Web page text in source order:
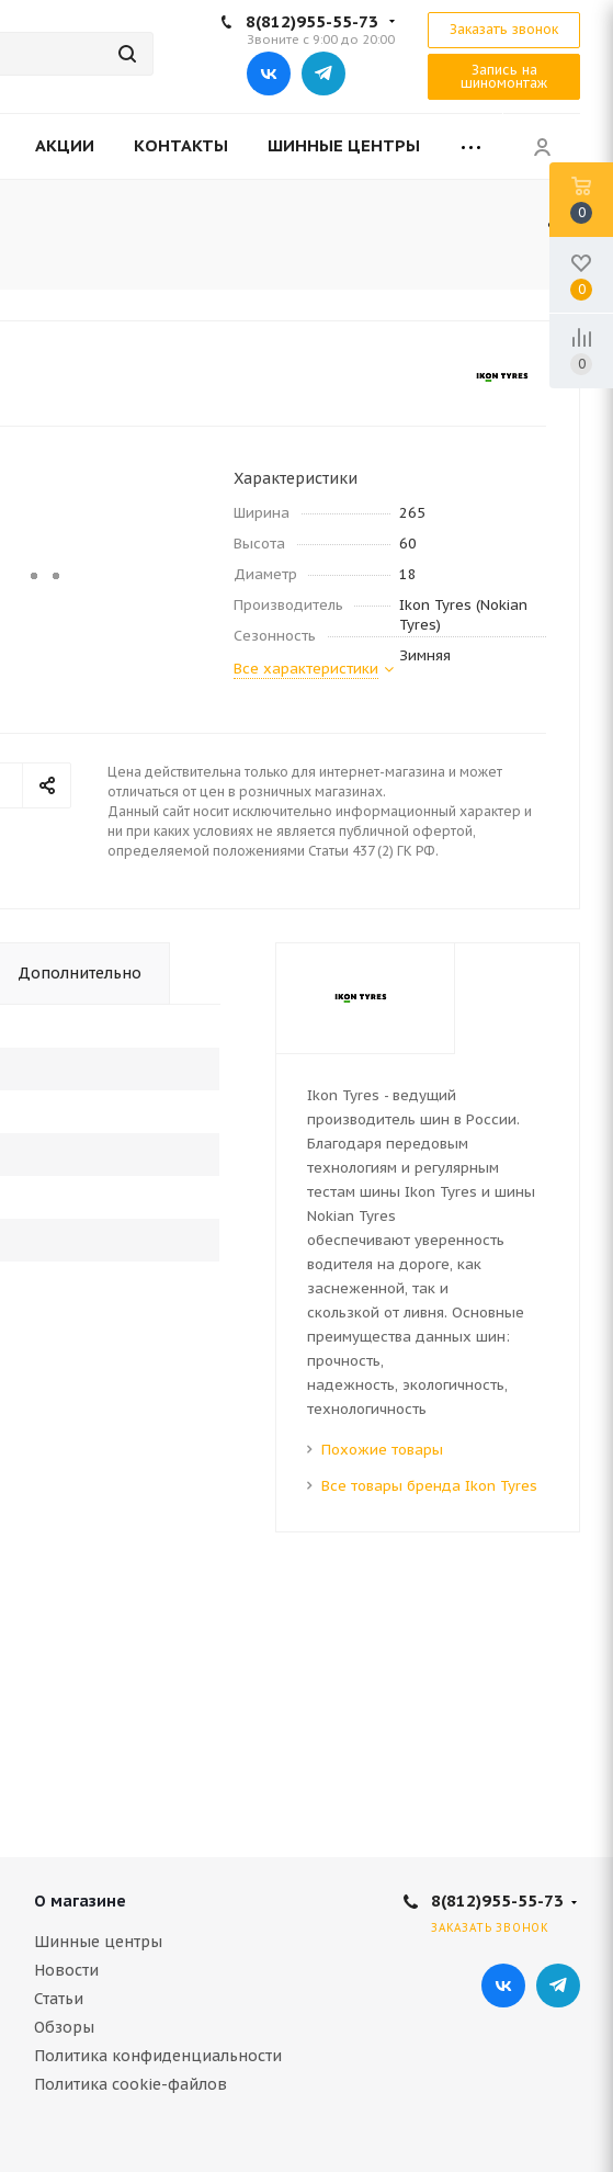
8(812)955-55-73
Звоните с 9:00 до 20:00
Заказать звонок
Запись на
шиномонтаж
АКЦИИ КОНТАКТЫ ШИННЫЕ ЦЕНТРЫ
Характеристики
Ширина
265
Высота
60
Диаметр
18
Производитель
Ikon Tyres (Nokian
Tyres)
Сезонность
Зимняя
Все характеристики
Цена действительна только для интернет-магазина и может
отличаться от цен в розничных магазинах.
Данный сайт носит исключительно информационный характер и
ни при каких условиях не является публичной офертой,
определяемой положениями Статьи 437 (2) ГК РФ.
Дополнительно
Ikon Tyres - ведущий
производитель шин в России.
Благодаря передовым
технологиям и регулярным
тестам шины Ikon Tyres и шины
Nokian Tyres
обеспечивают уверенность
водителя на дороге, как
заснеженной, так и
скользкой от ливня. Основные
преимущества данных шин:
прочность,
надежность, экологичность,
технологичность
Похожие товары
Все товары бренда Ikon Tyres
О магазине
Шинные центры
Новости
Статьи
Обзоры
Политика конфиденциальности
Политика cookie-файлов
8(812)955-55-73
ЗАКАЗАТЬ ЗВОНОК
0
0
0